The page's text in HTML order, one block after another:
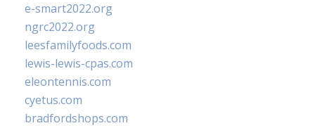
e-smart2022.org
ngrc2022.org
leesfamilyfoods.com
lewis-lewis-cpas.com
eleontennis.com
cyetus.com
bradfordshops.com